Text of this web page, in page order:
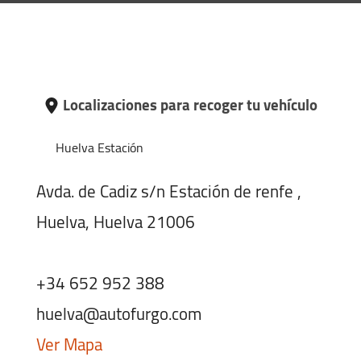
Localizaciones para recoger tu vehículo
Huelva Estación
Avda. de Cadiz s/n Estación de renfe ,
Huelva, Huelva 21006
+34 652 952 388
huelva@autofurgo.com
Ver Mapa